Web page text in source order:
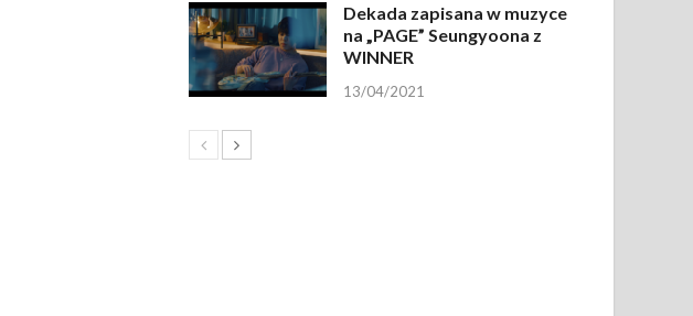
Dekada zapisana w muzyce
na „PAGE” Seungyoona z
WINNER
13/04/2021